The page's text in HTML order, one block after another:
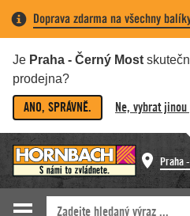
Doprava zdarma na všechny
Je Praha - Černý Most
prodejna?
ANO, SPRÁVNĚ. Ne, vybrat
Praha